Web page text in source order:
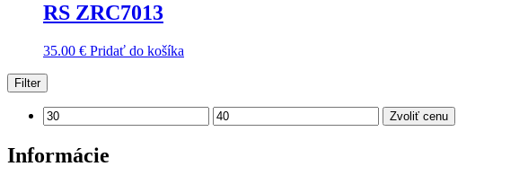
RS ZRC7013
35.00 € Pridať do košíka
Filter
Zvoliť cenu
Informácie